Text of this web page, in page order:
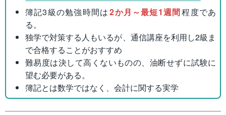
簿記3級の勉強時間は2か月～最短1週間程度であ
る。
独学で対策する人もいるが、通信講座を利用し2級ま
で合格することがおすすめ
難易度は決して高くないものの、油断せずに試験に
望む必要がある。
簿記とは数学ではなく、会計に関する実学